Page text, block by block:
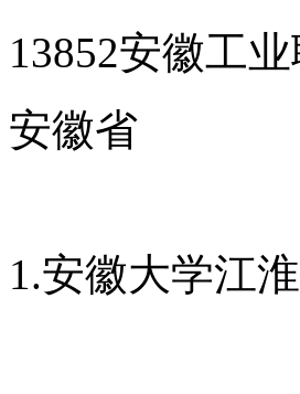
13852安徽工
安徽省
1.安徽大学江